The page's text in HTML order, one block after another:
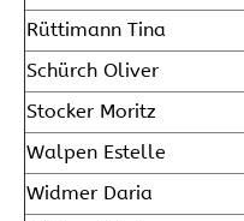
Rüttimann Tina
Schürch Oliver
Stocker Moritz
Walpen Estelle
Widmer Daria